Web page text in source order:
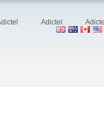
Adictel